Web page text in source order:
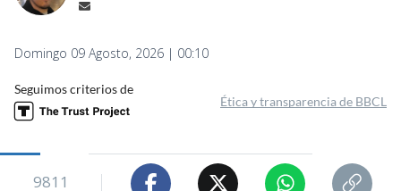
Domingo 09 Agosto, 2026 | 00:10
Seguimos criterios de
Ética y transparencia de BBCL
9811